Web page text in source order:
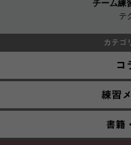
欧州の指導メ
知の